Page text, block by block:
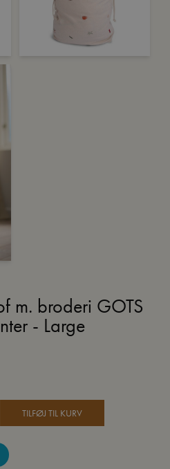
m. broderi GOTS
- Large
TILFØJ TIL KURV